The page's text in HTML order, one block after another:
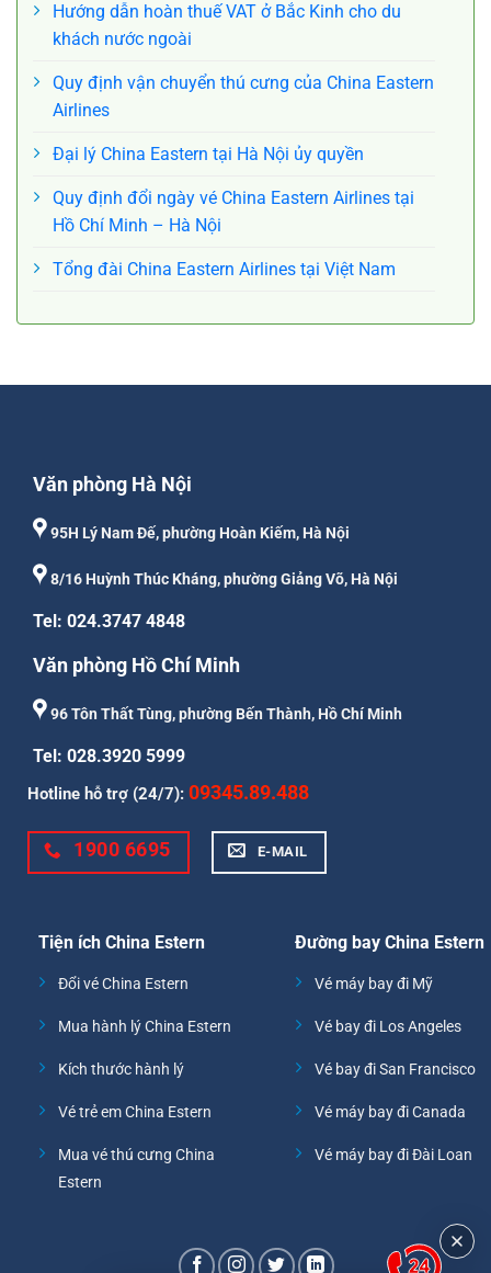
Hướng dẫn hoàn thuế VAT ở Bắc Kinh cho du
khách nước ngoài
Quy định vận chuyển thú cưng của China Eastern
Airlines
Đại lý China Eastern tại Hà Nội ủy quyền
Quy định đổi ngày vé China Eastern Airlines tại
Hồ Chí Minh – Hà Nội
Tổng đài China Eastern Airlines tại Việt Nam
Văn phòng Hà Nội
95H Lý Nam Đế, phường Hoàn Kiếm, Hà Nội
8/16 Huỳnh Thúc Kháng, phường Giảng Võ, Hà Nội
Tel: 024.3747 4848
Văn phòng Hồ Chí Minh
96 Tôn Thất Tùng, phường Bến Thành, Hồ Chí Minh
Tel: 028.3920 5999
Hotline hỗ trợ (24/7): 09345.89.488
1900 6695 E-MAIL
Tiện ích China Estern
Đổi vé China Estern
Mua hành lý China Estern
Kích thước hành lý
Vé trẻ em China Estern
Mua vé thú cưng China
Estern
Đường bay China Estern
Vé máy bay đi Mỹ
Vé bay đi Los Angeles
Vé bay đi San Francisco
Vé máy bay đi Canada
Vé máy bay đi Đài Loan